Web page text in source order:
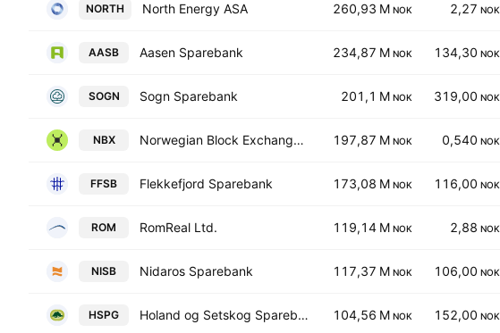
NORTH North Energy ASA 260,93 M NOK 2,27 NOK
AASB Aasen Sparebank 234,87 M NOK 134,30 NOK
SOGN Sogn Sparebank 201,1 M NOK 319,00 NOK
NBX Norwegian Block Exchange AS 197,87 M NOK 0,540 NOK
FFSB Flekkefjord Sparebank 173,08 M NOK 116,00 NOK
ROM RomReal Ltd. 119,14 M NOK 2,88 NOK
NISB Nidaros Sparebank 117,37 M NOK 106,00 NOK
HSPG Holand og Setskog Sparebank 104,56 M NOK 152,00 NOK